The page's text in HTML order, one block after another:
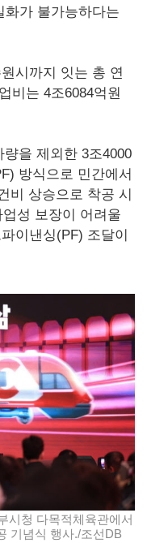
화가 불가능하다는
시까지 잇는 총 연
비는 4조6084억원
을 제외한 3조4000
방식으로 민간에서
비 상승으로 착공 시
성 보장이 어려울
이낸싱(PF) 조달이
시청 다목적체육관에서
기념식 행사./조선DB